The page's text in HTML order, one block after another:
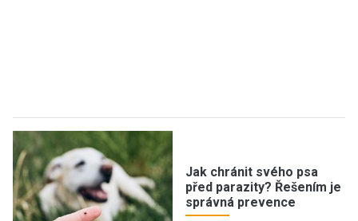
Jak chránit svého psa
před parazity? Řešením je
správná prevence